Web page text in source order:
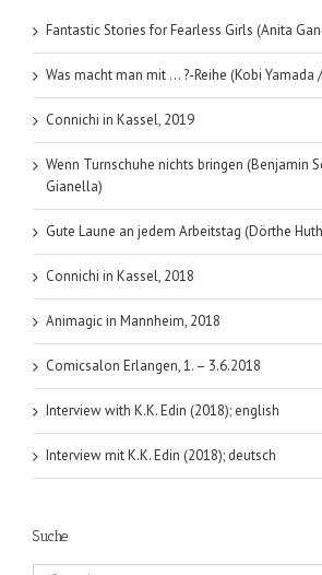
Fantastic Stories for Fearless Girls (Anita
Was macht man mit … ?-Reihe (Kobi Yamada
Connichi in Kassel, 2019
Wenn Turnschuhe nichts bringen (Benjamin
Gianella)
Gute Laune an jedem Arbeitstag (Dörthe
Connichi in Kassel, 2018
Animagic in Mannheim, 2018
Comicsalon Erlangen, 1. – 3.6.2018
Interview with K.K. Edin (2018); english
Interview mit K.K. Edin (2018); deutsch
Suche